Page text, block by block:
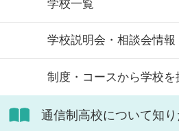
在籍していま
信制高校には
ているかや、
ます。
学校一覧
学校説明会・相談会情報
制度・コースから学校を
通信制高校について知